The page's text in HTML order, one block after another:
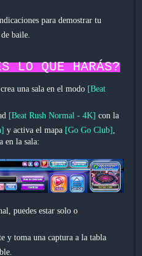
para demostrar tu
baile.
LO QUE HARÁS?
una sala en el modo [Beat
[Beat Rush Normal - 4K] con la
y activa el mapa [Go Go Club]
en la sala:
puedes estar solo o
y toma una captura a la tabla